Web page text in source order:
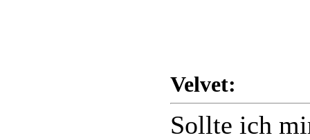
Velvet:
Sollte ich